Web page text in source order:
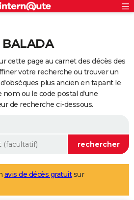
cette page au carnet des décès des
votre recherche ou trouver un
plus ancien en tapant le
ou le code postal d'une
de recherche ci-dessous.
avis de décès gratuitsur